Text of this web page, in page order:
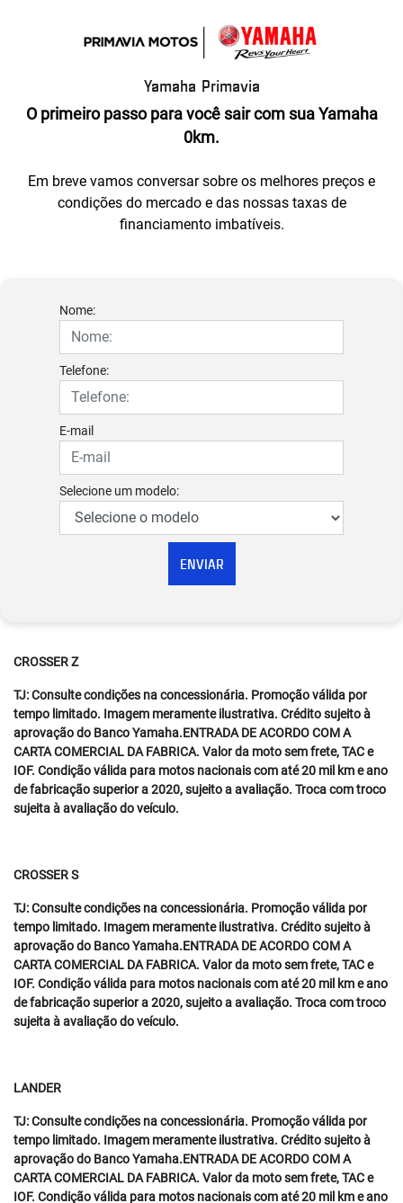
Yamaha Primavia
O primeiro passo para você sair com sua Yamaha
0km.
Em breve vamos conversar sobre os melhores preços e
condições do mercado e das nossas taxas de
financiamento imbatíveis.
Nome:
Telefone:
E-mail
Selecione um modelo:
ENVIAR
CROSSER Z
TJ: Consulte condições na concessionária. Promoção válida por
tempo limitado. Imagem meramente ilustrativa. Crédito sujeito à
aprovação do Banco Yamaha.ENTRADA DE ACORDO COM A
CARTA COMERCIAL DA FABRICA. Valor da moto sem frete, TAC e
IOF. Condição válida para motos nacionais com até 20 mil km e ano
de fabricação superior a 2020, sujeito a avaliação. Troca com troco
sujeita à avaliação do veículo.
CROSSER S
TJ: Consulte condições na concessionária. Promoção válida por
tempo limitado. Imagem meramente ilustrativa. Crédito sujeito à
aprovação do Banco Yamaha.ENTRADA DE ACORDO COM A
CARTA COMERCIAL DA FABRICA. Valor da moto sem frete, TAC e
IOF. Condição válida para motos nacionais com até 20 mil km e ano
de fabricação superior a 2020, sujeito a avaliação. Troca com troco
sujeita à avaliação do veículo.
LANDER
TJ: Consulte condições na concessionária. Promoção válida por
tempo limitado. Imagem meramente ilustrativa. Crédito sujeito à
aprovação do Banco Yamaha.ENTRADA DE ACORDO COM A
CARTA COMERCIAL DA FABRICA. Valor da moto sem frete, TAC e
IOF. Condição válida para motos nacionais com até 20 mil km e ano